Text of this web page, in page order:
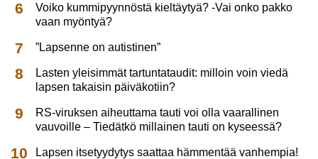
Voiko kummipyynnöstä kieltäytyä? -Vai onko pakko
vaan myöntyä?
”Lapsenne on autistinen”
Lasten yleisimmät tartuntataudit: milloin voin viedä
lapsen takaisin päiväkotiin?
RS-viruksen aiheuttama tauti voi olla vaarallinen
vauvoille – Tiedätkö millainen tauti on kyseessä?
Lapsen itsetyydytys saattaa hämmentää vanhempia!